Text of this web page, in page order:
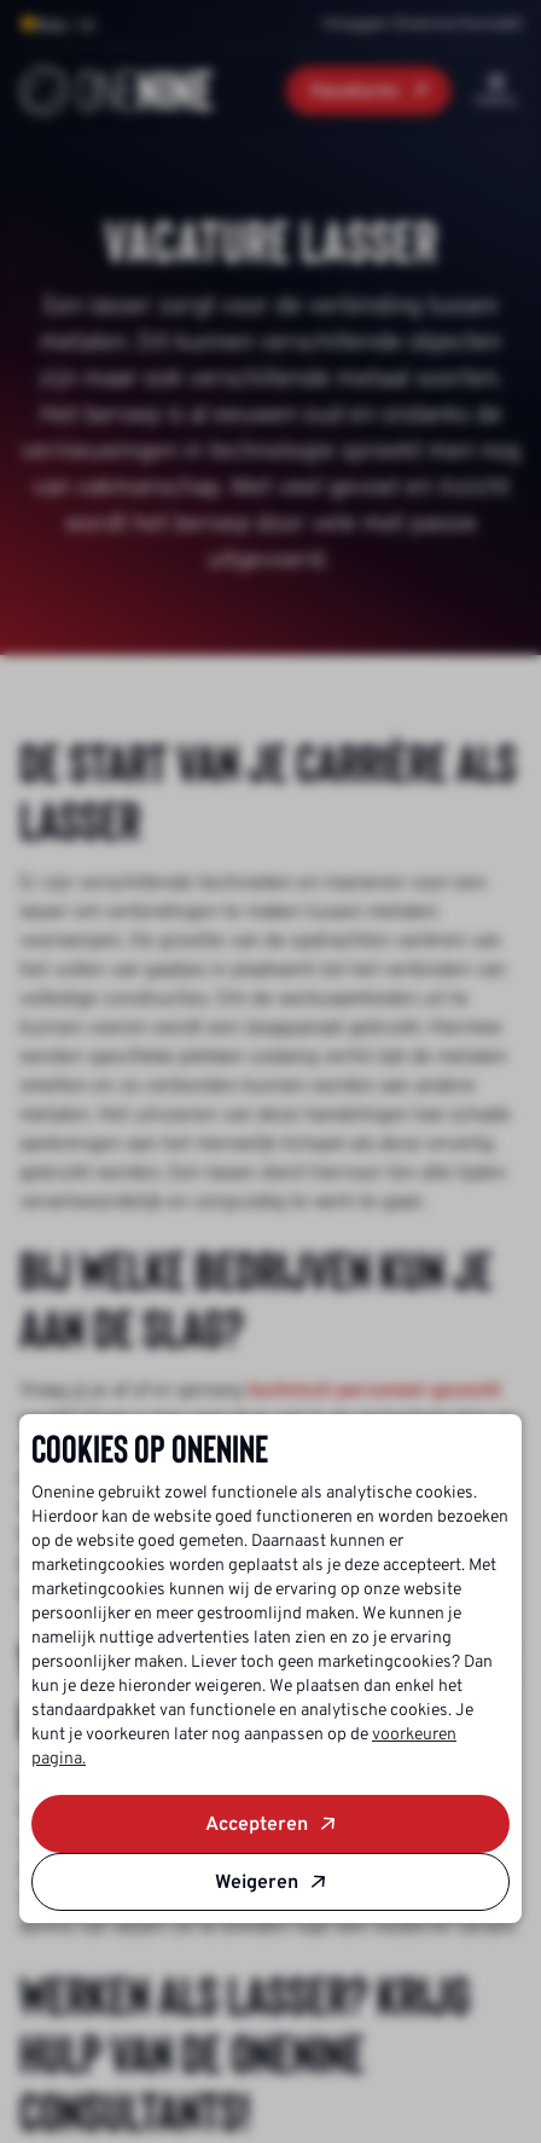
9.0 Inloggen Onenine Konnekt
Vacatures
Vacature lasser
Een lasser zorgt voor de verbinding tussen
metalen. Dit kunnen verschillende objecten
zijn maar ook verschillende metaal soorten.
Het beroep is al eeuwen oud en ondanks de
vernieuwingen in technologie spreekt men nog
van vakmanschap. Met veel gevoel en inzicht
wordt het beroep door vele met passie
uitgevoerd.
De start van je carrière als
lasser
Er zijn verschillende technieken en manieren voor een
lasser om verbindingen te maken tussen metalen
voorwerpen. De grootte van de opdrachten variëren van
het vullen van gaatjes in plaatwerk tot het verbinden van
volledige constructies. Om de werkzaamheden uit te
kunnen voeren wordt een lasapparaat gebruikt. Hiermee
worden specifieke plekken zodanig verhit dat de metalen
smelten en zo verbonden kunnen worden aan andere
metalen. Het uitvoeren van deze handelingen kan schade
aanbrengen aan het menselijk lichaam als deze onveilig
gebruikt worden. Een lasser dient hiervoor ten alle tijden
verantwoordelijk en zorgvuldig te werk te gaan.
Bij welke bedrijven kun je
aan de slag?
Vraag jij je af of er genoegtechnisch personeel gezocht
wordt? Maak je hier niet druk om! In de metaalindustrie en
metaalbewerking zijn veel lassers werkzaam. Deze grote
werken in combinatie met geautomatiseerde machines.
Bedrijven waar je aan de slag kunt als lasser zijn
bijvoorbeeld machinebouw, werktuigbouw en carrosserie
bouw.
Vind een geschikte vacature
lasser
toevoeging voor iedere onderneming. De technieken
veranderen waardoor de werkzaamheden variëren tussen
ambacht en moderne techniek. Door de vooruitstrevende
innovaties zijn er wellicht mogelijkheden om je huidige
kennis van lassen uit te breiden naar een moderne variant.
Werken als lasser? Krijg
hulp van de Onenine
consultants!
Cookies op Onenine
Onenine gebruikt zowel functionele als analytische cookies.
Hierdoor kan de website goed functioneren en worden bezoeken
op de website goed gemeten. Daarnaast kunnen er
marketingcookies worden geplaatst als je deze accepteert. Met
marketingcookies kunnen wij de ervaring op onze website
persoonlijker en meer gestroomlijnd maken. We kunnen je
namelijk nuttige advertenties laten zien en zo je ervaring
persoonlijker maken. Liever toch geen marketingcookies? Dan
kun je deze hieronder weigeren. We plaatsen dan enkel het
standaardpakket van functionele en analytische cookies. Je
kunt je voorkeuren later nog aanpassen op devoorkeuren
pagina.
Accepteren
Weigeren